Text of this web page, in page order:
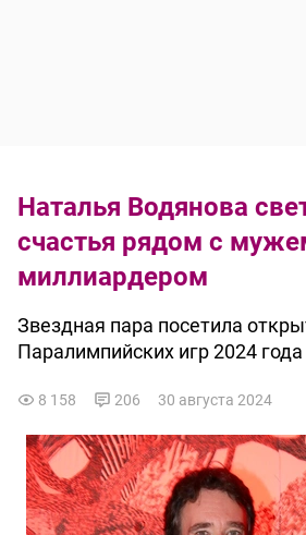
Наталья Водянова
счастья рядом с
миллиардером
Звездная пара посетила
Паралимпийских игр 2024
8 158 206 30 августа 2024